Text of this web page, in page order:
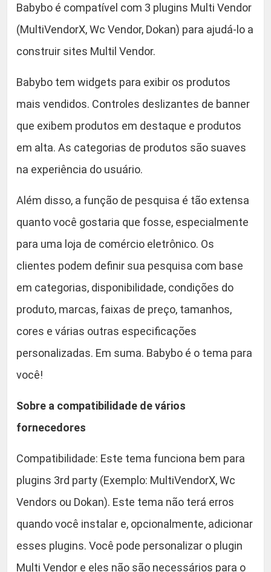
Babybo é compatível com 3 plugins Multi Vendor
(MultiVendorX, Wc Vendor, Dokan) para ajudá-lo a
construir sites Multil Vendor.
Babybo tem widgets para exibir os produtos
mais vendidos. Controles deslizantes de banner
que exibem produtos em destaque e produtos
em alta. As categorias de produtos são suaves
na experiência do usuário.
Além disso, a função de pesquisa é tão extensa
quanto você gostaria que fosse, especialmente
para uma loja de comércio eletrônico. Os
clientes podem definir sua pesquisa com base
em categorias, disponibilidade, condições do
produto, marcas, faixas de preço, tamanhos,
cores e várias outras especificações
personalizadas. Em suma. Babybo é o tema para
você!
Sobre a compatibilidade de vários
fornecedores
Compatibilidade: Este tema funciona bem para
plugins 3rd party (Exemplo: MultiVendorX, Wc
Vendors ou Dokan). Este tema não terá erros
quando você instalar e, opcionalmente, adicionar
esses plugins. Você pode personalizar o plugin
Multi Vendor e eles não são necessários para o